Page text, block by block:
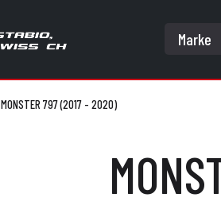
MONSTER 797 (2017 - 2020)